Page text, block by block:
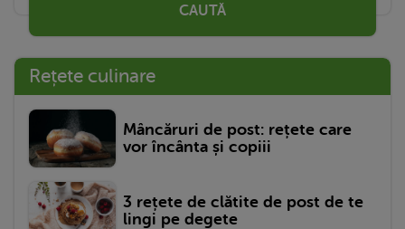
CAUTĂ
Rețete culinare
Mâncăruri de post: rețete care
vor încânta și copiii
3 rețete de clătite de post de te
lingi pe degete